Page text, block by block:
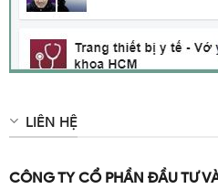
LIÊN HỆ
CÔNG TY CỔ PHẦN ĐẦU TƯ